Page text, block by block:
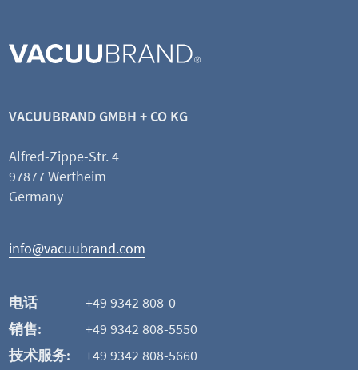
VACUUBRAND GMBH + CO KG
Alfred-Zippe-Str. 4
97877 Wertheim
Germany
info@vacuubrand.com
电话
+49 9342 808-0
销售:
+49 9342 808-5550
技术服务:
+49 9342 808-5660